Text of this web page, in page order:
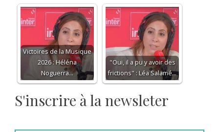
Victoires de la Musique
2026 : Héléna
Noguerra…
"Oui, il a pu y avoir des
frictions" : Léa Salamé…
S'inscrire à la newsleter